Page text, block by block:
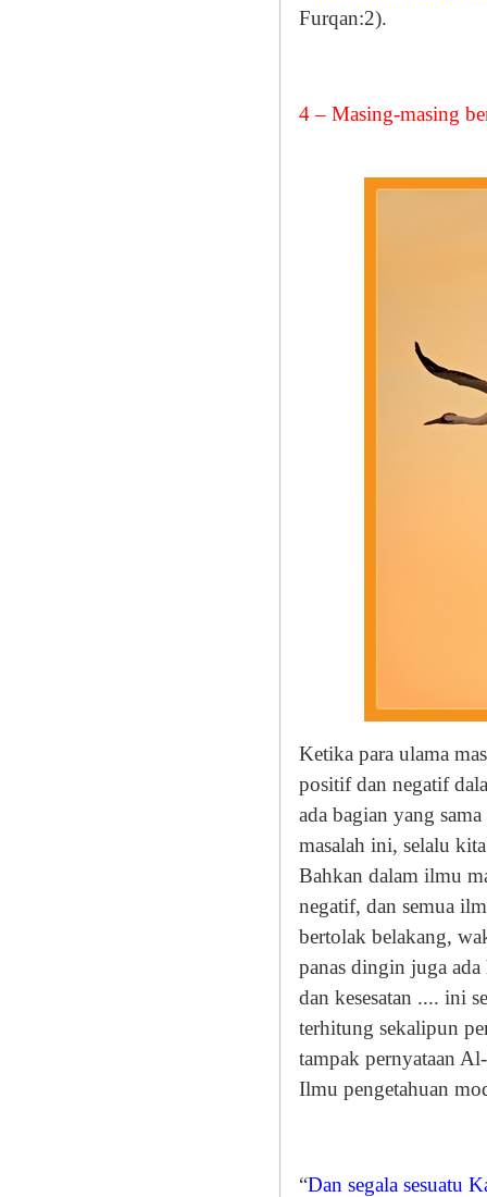
Furqan:2).
4 – Masing-masing
Ketika para ulama
positif dan negatif
ada bagian yang
masalah ini, selalu
Bahkan dalam ilmu
negatif, dan semua
bertolak belakang,
panas dingin juga
dan kesesatan .... ini
terhitung sekalipun
tampak pernyataan
Ilmu pengetahuan
“Dan segala sesuatu